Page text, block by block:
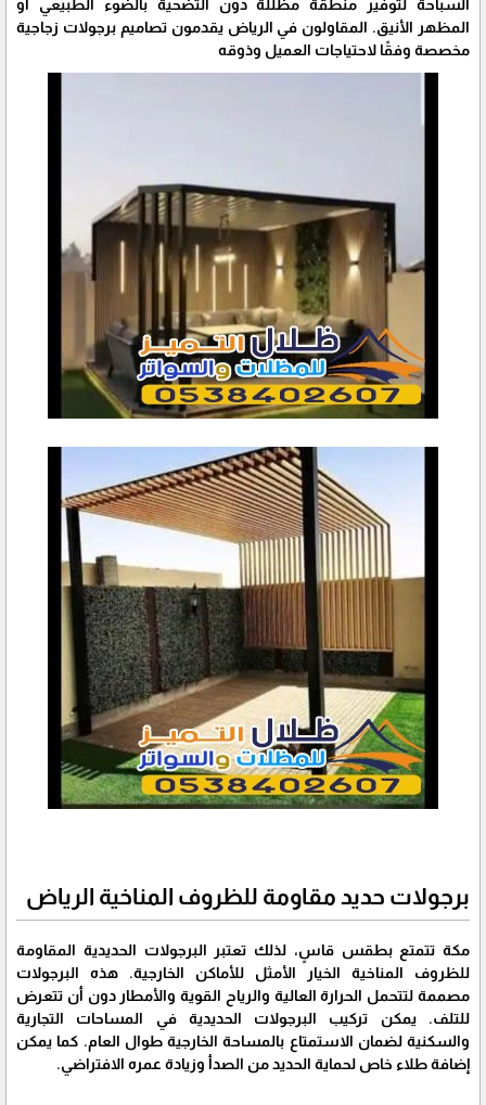
السباحة لتوفير منطقة مظللة دون التضحية بالضوء الطبيعي أو
المظهر الأنيق. المقاولون في الرياض يقدمون تصاميم برجولات زجاجية
مخصصة وفقًا لاحتياجات العميل وذوقه
برجولات حديد مقاومة للظروف المناخية الرياض
مكة تتمتع بطقس قاسٍ، لذلك تعتبر البرجولات الحديدية المقاومة
للظروف المناخية الخيار الأمثل للأماكن الخارجية. هذه البرجولات
مصممة لتتحمل الحرارة العالية والرياح القوية والأمطار دون أن تتعرض
للتلف. يمكن تركيب البرجولات الحديدية في المساحات التجارية
والسكنية لضمان الاستمتاع بالمساحة الخارجية طوال العام. كما يمكن
إضافة طلاء خاص لحماية الحديد من الصدأ وزيادة عمره الافتراضي.